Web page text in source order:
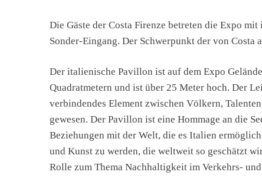
Die Gäste der Costa Firenze betreten die Expo
Sonder-Eingang. Der Schwerpunkt der von
Der italienische Pavillon ist auf dem Expo
Quadratmetern und ist über 25 Meter hoch. Der
verbindendes Element zwischen Völkern,
gewesen. Der Pavillon ist eine Hommage an die
Beziehungen mit der Welt, die es Italien
und Kunst zu werden, die weltweit so geschätzt
Rolle zum Thema Nachhaltigkeit im Verkehrs-